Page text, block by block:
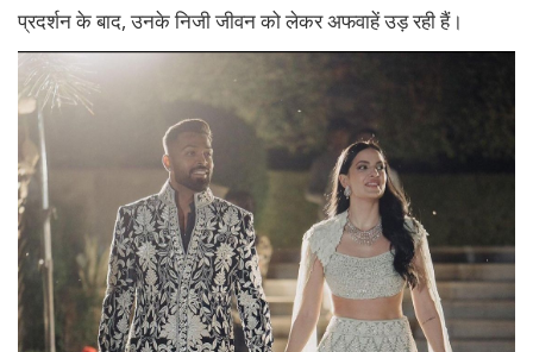
प्रदर्शन के बाद, उनके निजी जीवन को लेकर अफवाहें उड़ रही हैं।